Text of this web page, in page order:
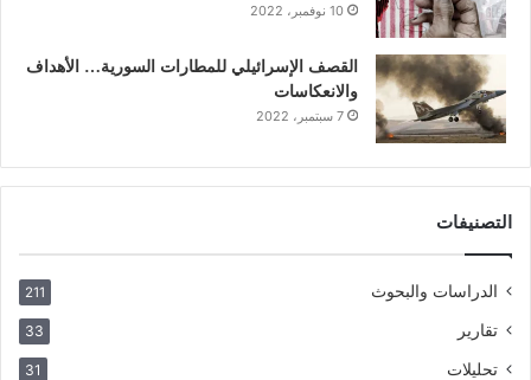
10 نوفمبر، 2022
القصف الإسرائيلي للمطارات السورية… الأهداف
والانعكاسات
7 سبتمبر، 2022
التصنيفات
الدراسات والبحوث 211
تقارير 33
تحليلات 31